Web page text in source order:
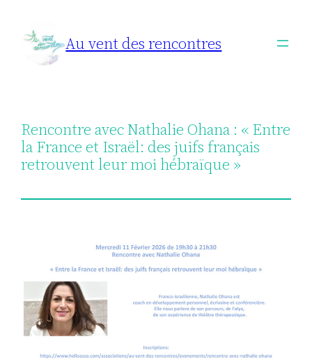
contenu
Au vent des rencontres
Rencontre avec Nathalie Ohana : « Entre
la France et Israël: des juifs français
retrouvent leur moi hébraïque »